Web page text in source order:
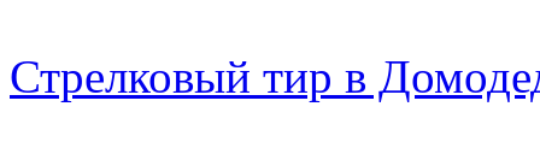
Стрелковый тир в